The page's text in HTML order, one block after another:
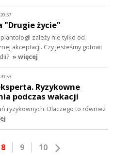
"Drugie życie"
zależy nie tylko od
akceptacji. Czy jesteśmy gotowi
» więcej
Ryzykowne
podczas wakacji
ryzykownych. Dlaczego to również
8 9 10